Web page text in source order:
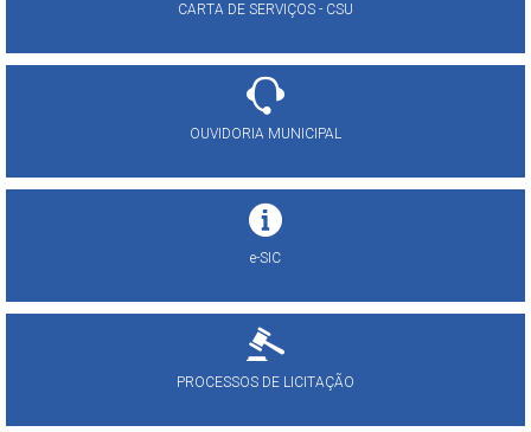
CARTA DE SERVIÇOS - CSU
OUVIDORIA MUNICIPAL
e-SIC
PROCESSOS DE LICITAÇÃO